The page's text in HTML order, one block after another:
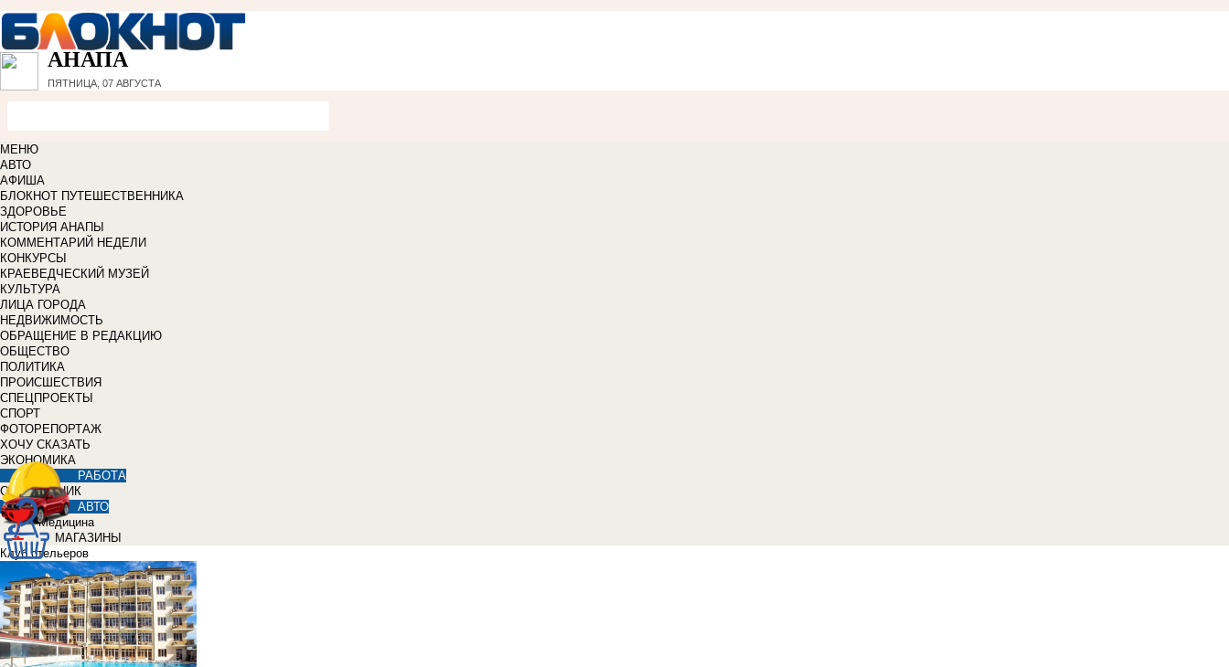
АНАПА
ПЯТНИЦА, 07 АВГУСТА
МЕНЮ
АВТО
АФИША
БЛОКНОТ ПУТЕШЕСТВЕННИКА
ЗДОРОВЬЕ
ИСТОРИЯ АНАПЫ
КОММЕНТАРИЙ НЕДЕЛИ
КОНКУРСЫ
КРАЕВЕДЧЕСКИЙ МУЗЕЙ
КУЛЬТУРА
ЛИЦА ГОРОДА
НЕДВИЖИМОСТЬ
ОБРАЩЕНИЕ В РЕДАКЦИЮ
ОБЩЕСТВО
ПОЛИТИКА
ПРОИСШЕСТВИЯ
СПЕЦПРОЕКТЫ
СПОРТ
ФОТОРЕПОРТАЖ
ХОЧУ СКАЗАТЬ
ЭКОНОМИКА
РАБОТА
СПРАВОЧНИК
АВТО
Медицина
МАГАЗИНЫ
Клуб отельеров